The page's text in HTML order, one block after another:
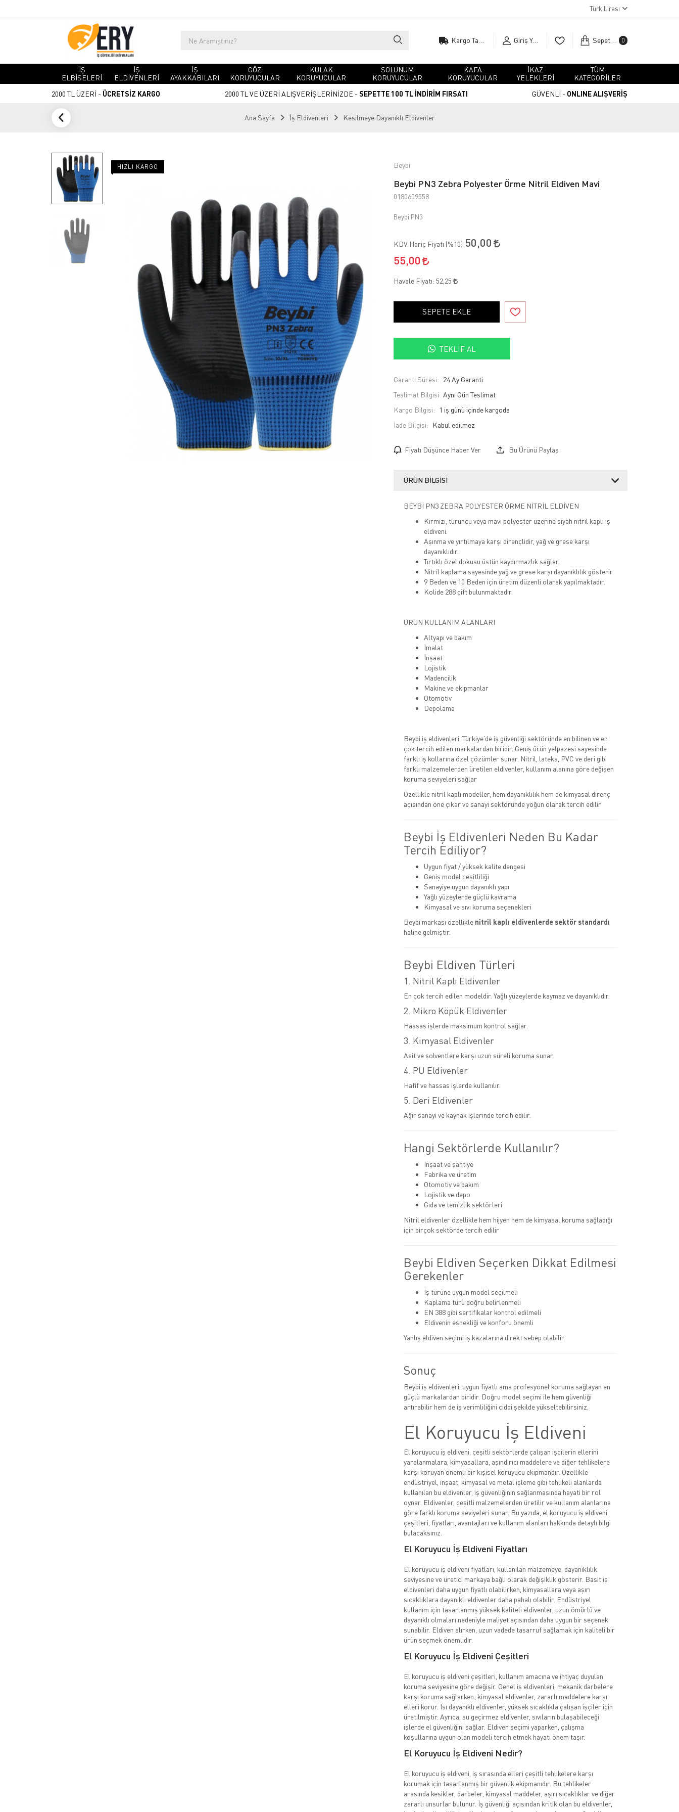
Türk Lirası
Giriş Yap Sepetim 0
İŞ
ELBİSELERİ
İŞ
ELDİVENLERİ
İŞ
AYAKKABILARI
GÖZ
KORUYUCULAR
KULAK
KORUYUCULAR
SOLUNUM
KORUYUCULAR
KAFA
KORUYUCULAR
İKAZ
YELEKLERİ
TÜM
KATEGORİLER
2000 TL ÜZERİ - ÜCRETSİZ KARGO 2000 TL VE ÜZERİ ALIŞVERİŞLERİNİZDE - SEPETTE 100 TL İNDİRİM FIRSATI GÜVENLİ - ONLINE ALIŞVERİŞ
Ana Sayfa İş Eldivenleri Kesilmeye Dayanıklı Eldivenler
HIZLI KARGO Beybi
Beybi PN3 Zebra Polyester Örme Nitril Eldiven Mavi
0180609558
Beybi PN3
KDV Hariç Fiyatı (%10):50,00
55,00
Havale Fiyatı: 52,25
SEPETE EKLE
TEKLIF AL
Garanti Süresi: 24 Ay Garanti
Teslimat Bilgisi Aynı Gün Teslimat
Kargo Bilgisi:
1 iş günü içinde kargoda
İade Bilgisi:
Fiyatı Düşünce Haber Ver Bu Ürünü Paylaş
ÜRÜN BILGISI
BEYBİ PN3 ZEBRA POLYESTER ÖRME NİTRİL ELDİVEN
Kırmızı, turuncu veya mavi polyester üzerine siyah nitril kaplı iş
eldiveni.
Aşınma ve yırtılmaya karşı dirençlidir, yağ ve grese karşı
dayanıklıdır.
Tırtıklı özel dokusu üstün kaydırmazlık sağlar.
Nitril kaplama sayesinde yağ ve grese karşı dayanıklılık gösterir.
9 Beden ve 10 Beden için üretim düzenli olarak yapılmaktadır.
Kolide 288 çift bulunmaktadır.
ÜRÜN KULLANIM ALANLARI
Altyapı ve bakım
İmalat
İnşaat
Lojistik
Madencilik
Makine ve ekipmanlar
Otomotiv
Depolama
Beybi iş eldivenleri, Türkiye’de iş güvenliği sektöründe en bilinen ve en
çok tercih edilen markalardan biridir. Geniş ürün yelpazesi sayesinde
farklı iş kollarına özel çözümler sunar. Nitril, lateks, PVC ve deri gibi
farklı malzemelerden üretilen eldivenler, kullanım alanına göre değişen
koruma seviyeleri sağlar
Özellikle nitril kaplı modeller, hem dayanıklılık hem de kimyasal direnç
açısından öne çıkar ve sanayi sektöründe yoğun olarak tercih edilir
Beybi İş Eldivenleri Neden Bu Kadar
Tercih Ediliyor?
Uygun fiyat / yüksek kalite dengesi
Geniş model çeşitliliği
Sanayiye uygun dayanıklı yapı
Yağlı yüzeylerde güçlü kavrama
Kimyasal ve sıvı koruma seçenekleri
Beybi markası özellikle nitril kaplı eldivenlerde sektör standardı
haline gelmiştir.
Beybi Eldiven Türleri
1. Nitril Kaplı Eldivenler
En çok tercih edilen modeldir. Yağlı yüzeylerde kaymaz ve dayanıklıdır.
2. Mikro Köpük Eldivenler
Hassas işlerde maksimum kontrol sağlar.
3. Kimyasal Eldivenler
Asit ve solventlere karşı uzun süreli koruma sunar.
4. PU Eldivenler
Hafif ve hassas işlerde kullanılır.
5. Deri Eldivenler
Ağır sanayi ve kaynak işlerinde tercih edilir.
Hangi Sektörlerde Kullanılır?
İnşaat ve şantiye
Fabrika ve üretim
Otomotiv ve bakım
Lojistik ve depo
Gıda ve temizlik sektörleri
Nitril eldivenler özellikle hem hijyen hem de kimyasal koruma sağladığı
için birçok sektörde tercih edilir
Beybi Eldiven Seçerken Dikkat Edilmesi
Gerekenler
İş türüne uygun model seçilmeli
Kaplama türü doğru belirlenmeli
EN 388 gibi sertifikalar kontrol edilmeli
Eldivenin esnekliği ve konforu önemli
Yanlış eldiven seçimi iş kazalarına direkt sebep olabilir.
Sonuç
Beybi iş eldivenleri, uygun fiyatlı ama profesyonel koruma sağlayan en
güçlü markalardan biridir. Doğru model seçimi ile hem güvenliği
artırabilir hem de iş verimliliğini ciddi şekilde yükseltebilirsiniz.
El Koruyucu İş Eldiveni
El koruyucu iş eldiveni, çeşitli sektörlerde çalışan işçilerin ellerini
yaralanmalara, kimyasallara, aşındırıcı maddelere ve diğer tehlikelere
karşı koruyan önemli bir kişisel koruyucu ekipmandır. Özellikle
endüstriyel, inşaat, kimyasal ve metal işleme gibi tehlikeli alanlarda
kullanılan bu eldivenler, iş güvenliğinin sağlanmasında hayati bir rol
oynar. Eldivenler, çeşitli malzemelerden üretilir ve kullanım alanlarına
göre farklı koruma seviyeleri sunar. Bu yazıda, el koruyucu iş eldiveni
çeşitleri, fiyatları, avantajları ve kullanım alanları hakkında detaylı bilgi
bulacaksınız.
El Koruyucu İş Eldiveni Fiyatları
El koruyucu iş eldiveni fiyatları, kullanılan malzemeye, dayanıklılık
seviyesine ve üretici markaya bağlı olarak değişiklik gösterir. Basit iş
eldivenleri daha uygun fiyatlı olabilirken, kimyasallara veya aşırı
sıcaklıklara dayanıklı eldivenler daha pahalı olabilir. Endüstriyel
kullanım için tasarlanmış yüksek kaliteli eldivenler, uzun ömürlü ve
dayanıklı olmaları nedeniyle maliyet açısından daha uygun bir seçenek
sunabilir. Eldiven alırken, uzun vadede tasarruf sağlamak için kaliteli bir
ürün seçmek önemlidir.
El Koruyucu İş Eldiveni Çeşitleri
El koruyucu iş eldiveni çeşitleri, kullanım amacına ve ihtiyaç duyulan
koruma seviyesine göre değişir. Genel iş eldivenleri, mekanik darbelere
karşı koruma sağlarken; kimyasal eldivenler, zararlı maddelere karşı
elleri korur. Isı dayanıklı eldivenler, yüksek sıcaklıkla çalışan işçiler için
üretilmiştir. Ayrıca, su geçirmez eldivenler, sıvıların bulaşabileceği
işlerde el güvenliğini sağlar. Eldiven seçimi yaparken, çalışma
koşullarına uygun olan modeli tercih etmek hayati önem taşır.
El Koruyucu İş Eldiveni Nedir?
El koruyucu iş eldiveni, iş sırasında elleri çeşitli tehlikelere karşı
korumak için tasarlanmış bir güvenlik ekipmanıdır. Bu tehlikeler
arasında kesikler, darbeler, kimyasal maddeler, aşırı sıcaklıklar ve diğer
zararlı unsurlar bulunur. İş güvenliği açısından kritik olan bu eldivenler,